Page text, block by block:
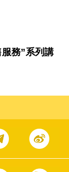
服務”系列講